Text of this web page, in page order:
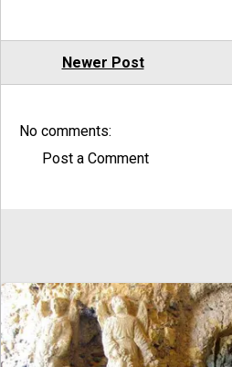
Newer Post
No comments:
Post a Comment